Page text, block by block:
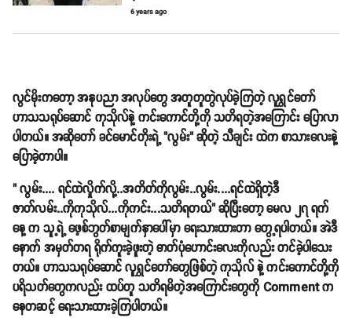
6 years ago
လွင်မိုးကတော့ အနုပညာ အလုပ်တွေ အတူတူတွဲလုပ်ခဲ့ကြတဲ့ လူရွှင်တော်
ဟာသသရုပ်ဆောင် ကုသိုလ်နဲ့ ကင်းကောင်တို့ကို သတိရတဲ့အကြောင်း ပြောလာ
ပါတယ်။ အဆိုတော် ခင်မောင်တိုးရဲ့ "လွမ်း" ဆိုတဲ့ သီချင်း ထဲက စာသားလေးနဲ့
ပြောခဲ့တာပါ။
" လွမ်း.... ရင်ထဲလှိုက်လို့..အတိတ်ကိုလွမ်း..လွမ်း....ရင်ထဲရှိတဲ့ဒီ
ဇာတ်လမ်း..ကိုကုသိုလ်...ကိုကင်း...သတိရတယ်" ဆိုပြီးတော့ မေလ ၂၇ ရက်
နေ့ က သူ့ရဲ့ ဖေ့စ်ဘွတ်စာမျက်နှာပေါ်မှာ ရေးသားထားတာ တွေ့ရပါတယ်။ အဲဒီ
နောက် အမှတ်တရ ရိုက်ကူးခဲ့ဖူးတဲ့ ဓာတ်ပုံဟောင်းလေးကိုလည်း တင်ခဲ့ပါသေး
တယ်။ ဟာသသရုပ်ဆောင် လူရွှင်တော်တွေဖြစ်တဲ့ ကုသိုလ် နဲ့ ကင်းကောင်တို့ကို
ပရိသတ်တွေကလည်း ထပ်တူ သတိရမိတဲ့အကြောင်းတွေကို Comment က
နေတဆင့် ရေးသားထားခဲ့ကြပါတယ်။